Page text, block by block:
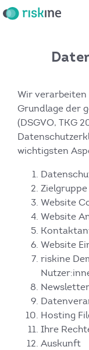
Wir verarbeiten
Grundlage der
(DSGVO, TKG
wichtigsten
Zielgruppe
Website
Website
Website
riskine
Hosting
Ihre
Auskunft